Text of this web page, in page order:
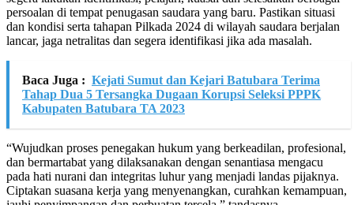
persoalan di tempat penugasan saudara yang baru. Pastikan situasi
dan kondisi serta tahapan Pilkada 2024 di wilayah saudara berjalan
lancar, jaga netralitas dan segera identifikasi jika ada masalah.
Baca Juga : Kejati Sumut dan Kejari Batubara Terima
Tahap Dua 5 Tersangka Dugaan Korupsi Seleksi PPPK
Kabupaten Batubara TA 2023
“Wujudkan proses penegakan hukum yang berkeadilan, profesional,
dan bermartabat yang dilaksanakan dengan senantiasa mengacu
pada hati nurani dan integritas luhur yang menjadi landas pijaknya.
Ciptakan suasana kerja yang menyenangkan, curahkan kemampuan,